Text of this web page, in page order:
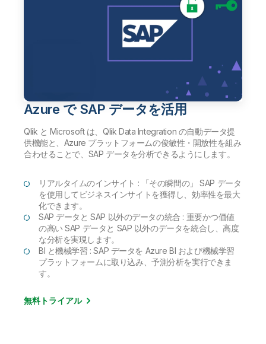
Azure で SAP データを活用
Qlik と Microsoft は、Qlik Data Integration の自動データ提
供機能と、Azure プラットフォームの俊敏性・開放性を組み
合わせることで、SAP データを分析できるようにします。
リアルタイムのインサイト : 「その瞬間の」 SAP データ
を使用してビジネスインサイトを獲得し、効率性を最大
化できます。
SAP データと SAP 以外のデータの統合 : 重要かつ価値
の高い SAP データと SAP 以外のデータを統合し、高度
な分析を実現します。
BI と機械学習 : SAP データを Azure BI および機械学習
プラットフォームに取り込み、予測分析を実行できま
す。
無料トライアル